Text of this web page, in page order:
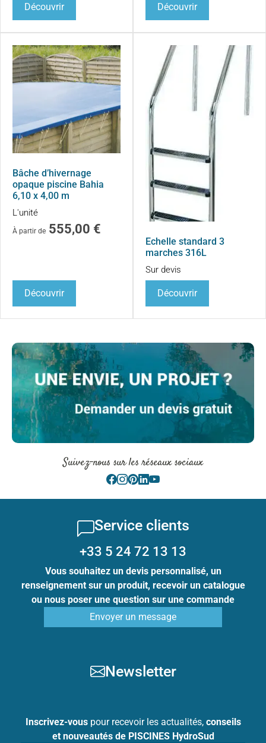
Découvrir Découvrir
Bâche d’hivernage
opaque piscine Bahia
6,10 x 4,00 m
L'unité
À partir de 555,00 €
Découvrir
Echelle standard 3
marches 316L
Sur devis
Découvrir
Suivez-nous sur les réseaux sociaux
Service clients
+33 5 24 72 13 13
Vous souhaitez un devis personnalisé, un
renseignement sur un produit, recevoir un catalogue
ou nous poser une question sur une commande
Envoyer un message
Newsletter
Inscrivez-vouspour recevoir les actualités, conseils
et nouveautés de PISCINES HydroSud